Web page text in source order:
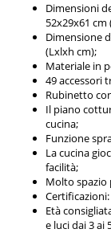
Dimensioni
52x29x61 cm
Dimensione
(Lxlxh cm);
Materiale in
49 accessori
Rubinetto
Il piano
cucina;
Funzione
La cucina
facilità;
Molto
Certificazioni:
Età
e luci dai 3 ai